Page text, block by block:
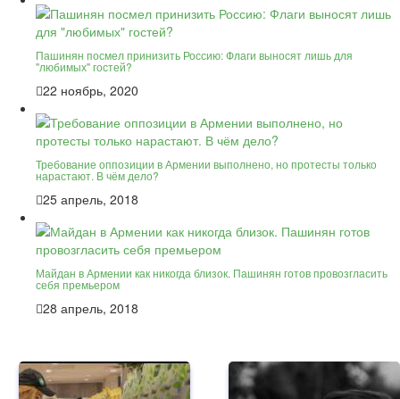
Пашинян посмел принизить Россию: Флаги выносят лишь для
"любимых" гостей?
22 ноябрь, 2020
Требование оппозиции в Армении выполнено, но протесты только
нарастают. В чём дело?
25 апрель, 2018
Майдан в Армении как никогда близок. Пашинян готов провозгласить
себя премьером
28 апрель, 2018